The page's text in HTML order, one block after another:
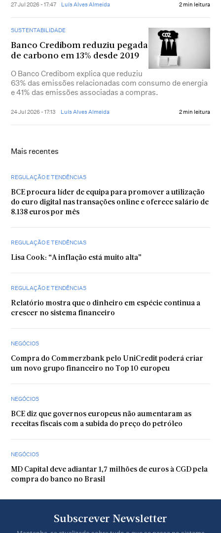
27 Jul 2026 - 17:47 Luís Alves Almeida 2 min leitura
SUSTENTABILIDADE
Banco Credibom reduziu pegada
de carbono em 13% desde 2019
O Banco Credibom explica que reduziu
63% das emissões relacionadas com consumo de energia
e 41% das emissões associadas a compras.
24 Jul 2026 - 17:13 Luís Alves Almeida 2 min leitura
Mais recentes
REGULAÇÃO E TENDÊNCIAS
BCE procura líder de equipa para promover a utilização
do euro digital nas transações online e oferece salário de
8.138 euros por mês
REGULAÇÃO E TENDÊNCIAS
Lisa Cook: “A inflação está muito alta”
REGULAÇÃO E TENDÊNCIAS
Relatório mostra que o dinheiro em espécie continua a
crescer no sistema financeiro
NEGÓCIOS
Compra do Commerzbank pelo UniCredit poderá criar
um novo grupo financeiro no Top 10 europeu
NEGÓCIOS
BCE diz que governos europeus não aumentaram as
receitas fiscais com a subida do preço do petróleo
NEGÓCIOS
MD Capital deve adiantar 1,7 milhões de euros à CGD pela
compra do banco no Brasil
Subscrever Newsletter